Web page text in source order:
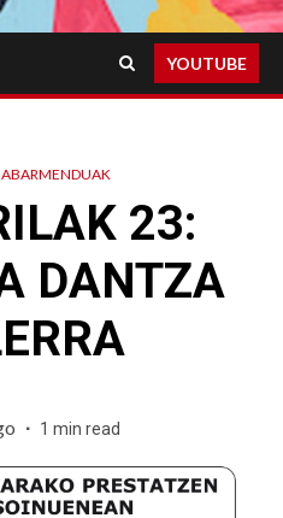
YOUTUBE
23:
DANTZA
1 min read